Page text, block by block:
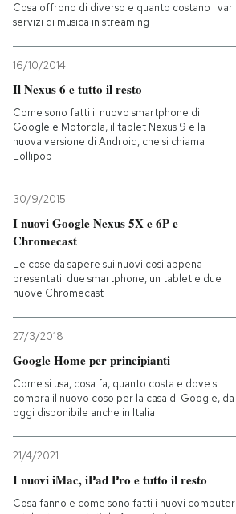
Cosa offrono di diverso e quanto costano i vari
servizi di musica in streaming
16/10/2014
Il Nexus 6 e tutto il resto
Come sono fatti il nuovo smartphone di
Google e Motorola, il tablet Nexus 9 e la
nuova versione di Android, che si chiama
Lollipop
30/9/2015
I nuovi Google Nexus 5X e 6P e
Chromecast
Le cose da sapere sui nuovi cosi appena
presentati: due smartphone, un tablet e due
nuove Chromecast
27/3/2018
Google Home per principianti
Come si usa, cosa fa, quanto costa e dove si
compra il nuovo coso per la casa di Google, da
oggi disponibile anche in Italia
21/4/2021
I nuovi iMac, iPad Pro e tutto il resto
Cosa fanno e come sono fatti i nuovi computer